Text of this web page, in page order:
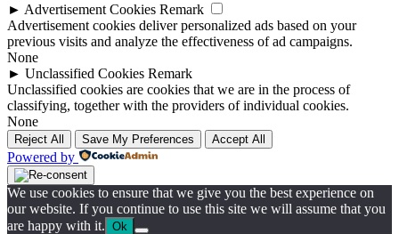
► Advertisement Cookies Remark
Advertisement cookies deliver personalized ads based on your
previous visits and analyze the effectiveness of ad campaigns.
None
► Unclassified Cookies Remark
Unclassified cookies are cookies that we are in the process of
classifying, together with the providers of individual cookies.
None
Reject All Save My Preferences Accept All
Powered by
We use cookies to ensure that we give you the best experience on
our website. If you continue to use this site we will assume that you
are happy with it. Ok